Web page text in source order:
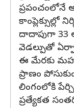
ప్రపంచంలోనే
కాంప్లెక్సుల్లో
దాదాపుగా 33
వెడల్పుతో
ఈ మేరకు
ప్రాణం
లింగంలోకి
ప్రత్యేకత